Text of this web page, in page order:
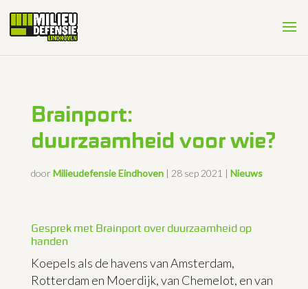
Brainport:
duurzaamheid voor wie?
door Milieudefensie Eindhoven| 28 sep 2021 | Nieuws
Gesprek met Brainport over duurzaamheid op
handen
Koepels als de havens van Amsterdam,
Rotterdam en Moerdijk, van Chemelot, en van